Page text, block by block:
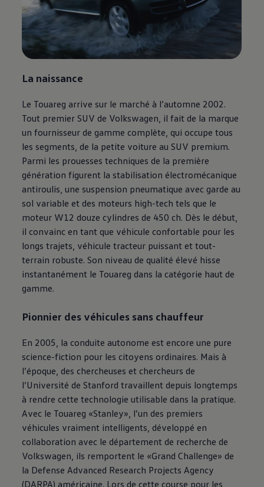
La naissance
Le Touareg arrive sur le marché à l’automne 2002.
Tout premier SUV de Volkswagen, il fait de la marque
un fournisseur de gamme complète, qui occupe tous
les segments, de la petite voiture au SUV premium.
Parmi les prouesses techniques de la première
génération figurent la stabilisation électromécanique
antiroulis, une suspension pneumatique avec garde au
sol variable et des moteurs high-tech tels que le
moteur W12 douze cylindres de 450 ch. Dès le début,
il convainc en tant que véhicule confortable pour les
longs trajets, véhicule tracteur puissant et tout-
terrain robuste. Son niveau de qualité élevé hisse
instantanément le Touareg dans la catégorie haut de
gamme.
Pionnier des véhicules sans chauffeur
En 2005, la conduite autonome est encore une pure
science-fiction pour les citoyens ordinaires. Mais à
l’époque, des chercheuses et chercheurs de
l’Université de Stanford travaillent depuis longtemps
à rendre cette technologie utilisable dans la pratique.
Avec le Touareg «Stanley», l’un des premiers
véhicules vraiment intelligents, développé en
collaboration avec le département de recherche de
Volkswagen, ils remportent le «Grand Challenge» de
la Defense Advanced Research Projects Agency
(DARPA) américaine. Lors de cette course pour les